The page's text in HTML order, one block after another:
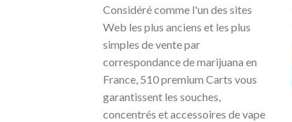
Considéré comme l'un des sites
Web les plus anciens et les plus
simples de vente par
correspondance de marijuana en
France, 510 premium Carts vous
garantissent les souches,
concentrés et accessoires de vape